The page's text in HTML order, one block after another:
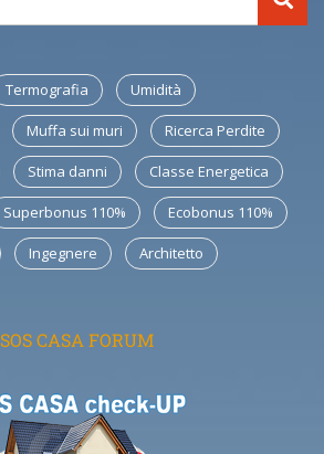
Termografia Umidità
Muffa sui muri Ricerca Perdite
Stima danni Classe Energetica
Superbonus 110% Ecobonus 110%
Ingegnere Architetto
SOS CASA FORUM